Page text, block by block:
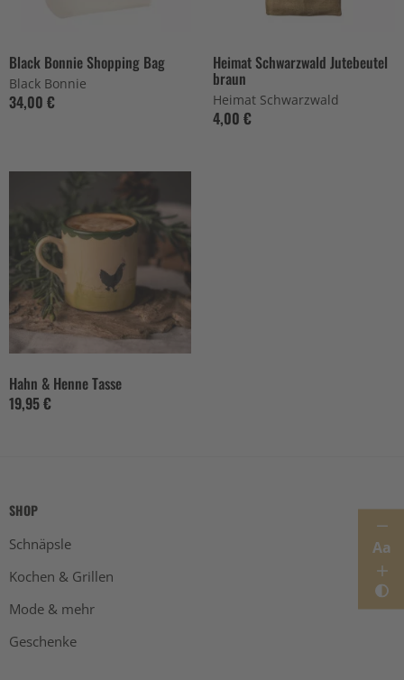
Aa
Black Bonnie Shopping Bag
Black Bonnie
34,00 €
Heimat Schwarzwald Jutebeutel
braun
Heimat Schwarzwald
4,00 €
Hahn & Henne Tasse
19,95 €
SHOP
Schnäpsle
Kochen & Grillen
Mode & mehr
Geschenke